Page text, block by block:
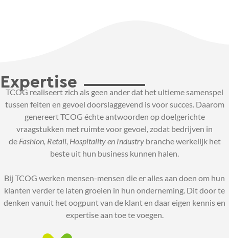
Expertise
TCOG realiseert zich als geen ander dat het ultieme samenspel
tussen feiten en gevoel doorslaggevend is voor succes. Daarom
genereert TCOG échte antwoorden op doelgerichte
vraagstukken met ruimte voor gevoel, zodat bedrijven in
de Fashion, Retail, Hospitality en Industry branche werkelijk het
beste uit hun business kunnen halen.
Bij TCOG werken mensen-mensen die er alles aan doen om hun
klanten verder te laten groeien in hun onderneming. Dit door te
denken vanuit het oogpunt van de klant en daar eigen kennis en
expertise aan toe te voegen.